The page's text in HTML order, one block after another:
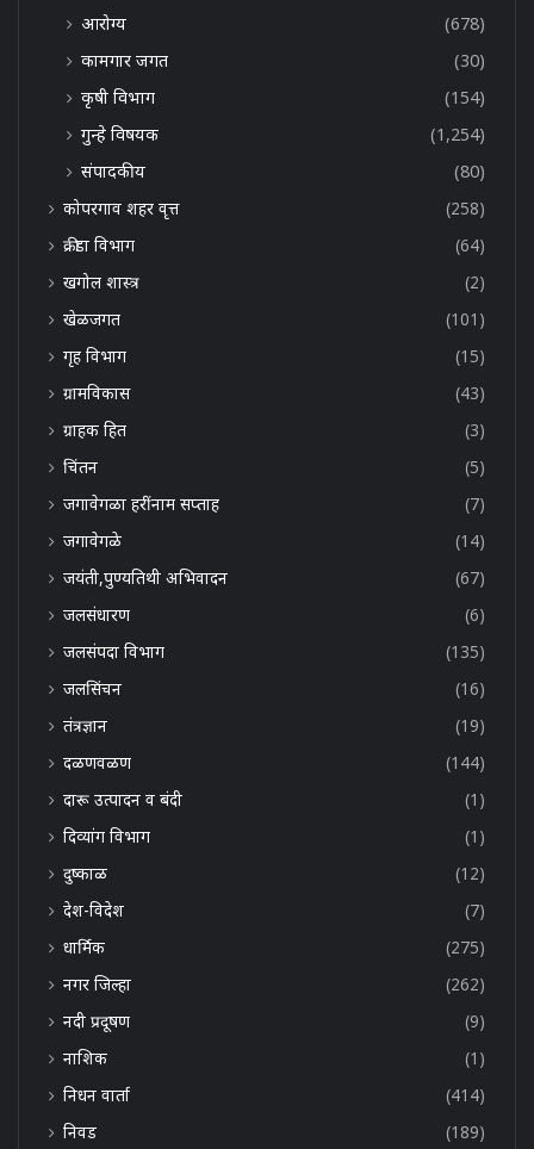
आरोग्य
(678)
कामगार जगत
(30)
कृषी विभाग
(154)
गुन्हे विषयक
(1,254)
संपादकीय
(80)
कोपरगाव शहर वृत्त
(258)
क्रीडा विभाग
(64)
खगोल शास्त्र
(2)
खेळजगत
(101)
गृह विभाग
(15)
ग्रामविकास
(43)
ग्राहक हित
(3)
चिंतन
(5)
जगावेगळा हरींनाम सप्ताह
(7)
जगावेगळे
(14)
जयंती,पुण्यतिथी अभिवादन
(67)
जलसंधारण
(6)
जलसंपदा विभाग
(135)
जलसिंचन
(16)
तंत्रज्ञान
(19)
दळणवळण
(144)
दारू उत्पादन व बंदी
(1)
दिव्यांग विभाग
(1)
दुष्काळ
(12)
देश-विदेश
(7)
धार्मिक
(275)
नगर जिल्हा
(262)
नदी प्रदूषण
(9)
नाशिक
(1)
निधन वार्ता
(414)
निवड
(189)